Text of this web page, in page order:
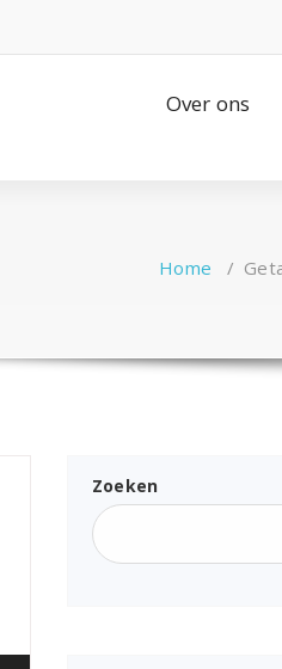
Over ons
Home /
Zoeken